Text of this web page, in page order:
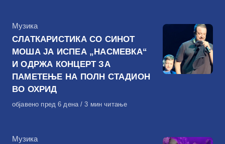
КАтегорија
Музика
СЛАТКАРИСТИКА СО СИНОТ
МОША ЈА ИСПЕА „НАСМЕВКА“
И ОДРЖА КОНЦЕРТ ЗА
ПАМЕТЕЊЕ НА ПОЛН СТАДИОН
ВО ОХРИД
Објавено
објавено пред 6 дена 3 мин читање
КАтегорија
Музика